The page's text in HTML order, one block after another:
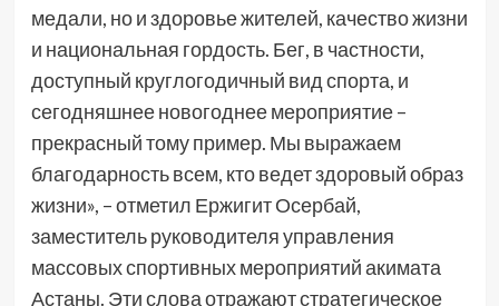
медали, но и здоровье жителей, качество жизни
и национальная гордость. Бег, в частности,
доступный круглогодичный вид спорта, и
сегодняшнее новогоднее мероприятие –
прекрасный тому пример. Мы выражаем
благодарность всем, кто ведет здоровый образ
жизни», – отметил Ержигит Осербай,
заместитель руководителя управления
массовых спортивных мероприятий акимата
Астаны. Эти слова отражают стратегическое